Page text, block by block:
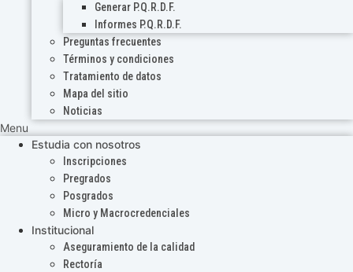
Generar P.Q.R.D.F.
Informes P.Q.R.D.F.
Preguntas frecuentes
Términos y condiciones
Tratamiento de datos
Mapa del sitio
Noticias
Menu
Estudia con nosotros
Inscripciones
Pregrados
Posgrados
Micro y Macrocredenciales
Institucional
Aseguramiento de la calidad
Rectoría